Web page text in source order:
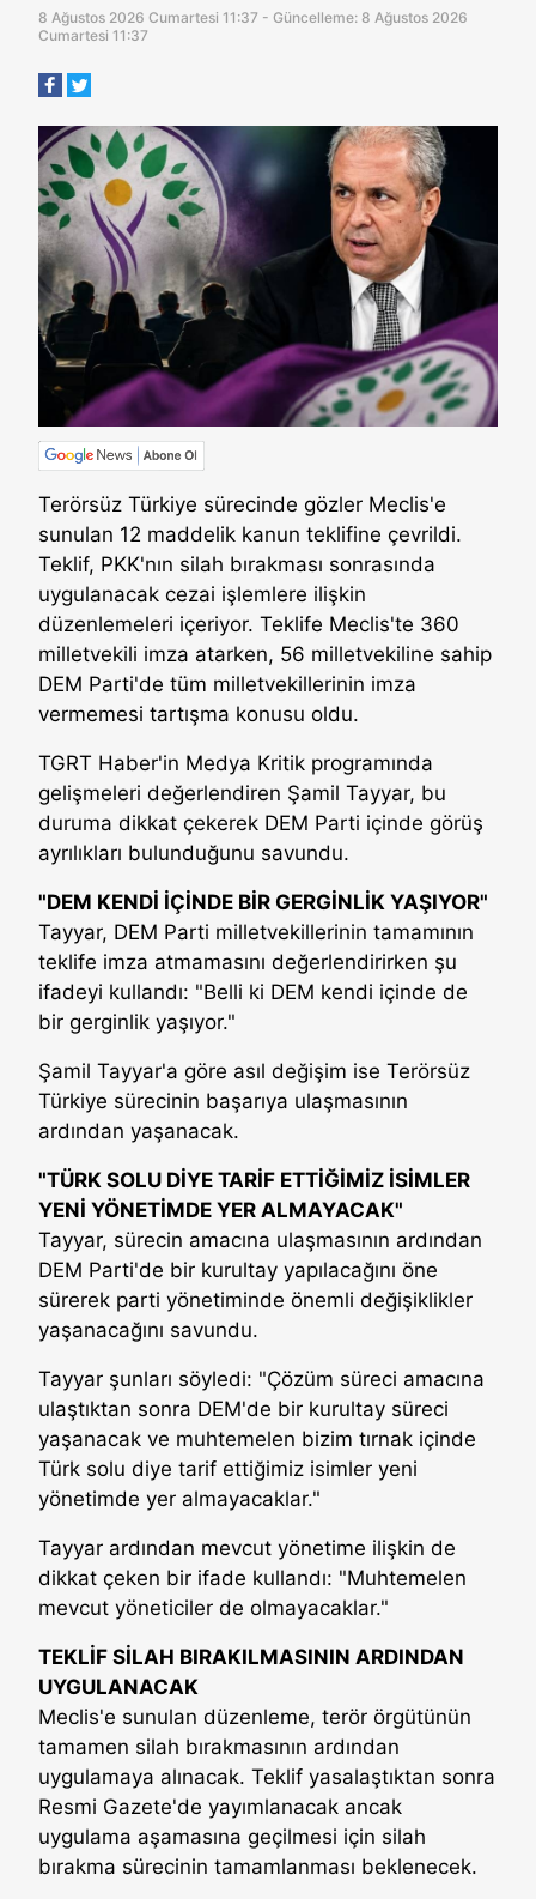
8 Ağustos 2026 Cumartesi 11:37 - Güncelleme: 8 Ağustos 2026
Cumartesi 11:37
Terörsüz Türkiye sürecinde gözler Meclis'e
sunulan 12 maddelik kanun teklifine çevrildi.
Teklif, PKK'nın silah bırakması sonrasında
uygulanacak cezai işlemlere ilişkin
düzenlemeleri içeriyor. Teklife Meclis'te 360
milletvekili imza atarken, 56 milletvekiline sahip
DEM Parti'de tüm milletvekillerinin imza
vermemesi tartışma konusu oldu.
TGRT Haber'in Medya Kritik programında
gelişmeleri değerlendiren Şamil Tayyar, bu
duruma dikkat çekerek DEM Parti içinde görüş
ayrılıkları bulunduğunu savundu.
"DEM KENDİ İÇİNDE BİR GERGİNLİK YAŞIYOR"
Tayyar, DEM Parti milletvekillerinin tamamının
teklife imza atmamasını değerlendirirken şu
ifadeyi kullandı: "Belli ki DEM kendi içinde de
bir gerginlik yaşıyor."
Şamil Tayyar'a göre asıl değişim ise Terörsüz
Türkiye sürecinin başarıya ulaşmasının
ardından yaşanacak.
"TÜRK SOLU DİYE TARİF ETTİĞİMİZ İSİMLER
YENİ YÖNETİMDE YER ALMAYACAK"
Tayyar, sürecin amacına ulaşmasının ardından
DEM Parti'de bir kurultay yapılacağını öne
sürerek parti yönetiminde önemli değişiklikler
yaşanacağını savundu.
Tayyar şunları söyledi: "Çözüm süreci amacına
ulaştıktan sonra DEM'de bir kurultay süreci
yaşanacak ve muhtemelen bizim tırnak içinde
Türk solu diye tarif ettiğimiz isimler yeni
yönetimde yer almayacaklar."
Tayyar ardından mevcut yönetime ilişkin de
dikkat çeken bir ifade kullandı: "Muhtemelen
mevcut yöneticiler de olmayacaklar."
TEKLİF SİLAH BIRAKILMASININ ARDINDAN
UYGULANACAK
Meclis'e sunulan düzenleme, terör örgütünün
tamamen silah bırakmasının ardından
uygulamaya alınacak. Teklif yasalaştıktan sonra
Resmi Gazete'de yayımlanacak ancak
uygulama aşamasına geçilmesi için silah
bırakma sürecinin tamamlanması beklenecek.